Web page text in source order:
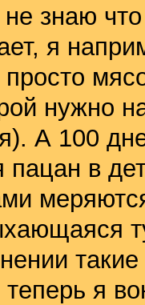
знаю
я
просто
нужно
А 100
пацан в
теперь я